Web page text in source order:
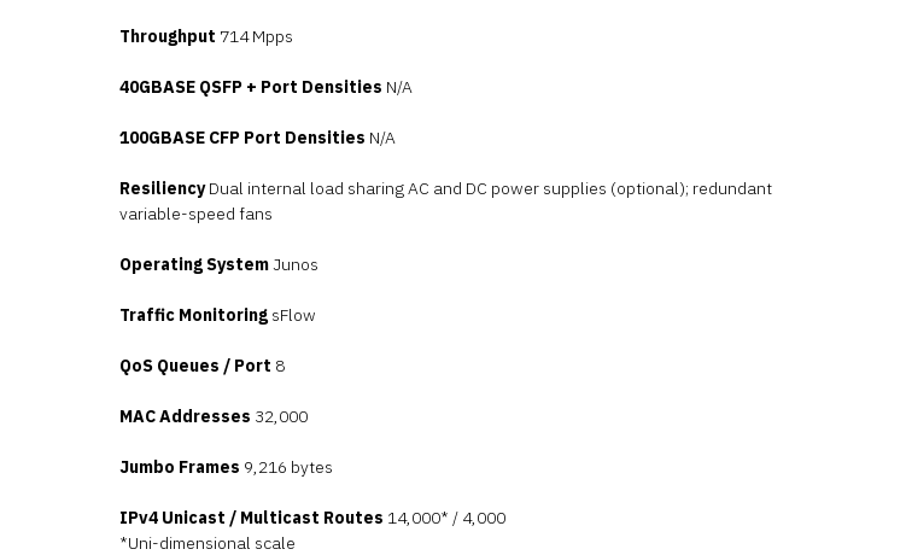
Throughput 714 Mpps
40GBASE QSFP + Port Densities N/A
100GBASE CFP Port Densities N/A
ResiliencyDual internal load sharing AC and DC power supplies (optional); redundant
variable-speed fans
Operating SystemJunos
Traffic Monitoring sFlow
QoS Queues / Port 8
MAC Addresses 32,000
Jumbo Frames 9,216 bytes
IPv4 Unicast / Multicast Routes 14,000* / 4,000
*Uni-dimensional scale